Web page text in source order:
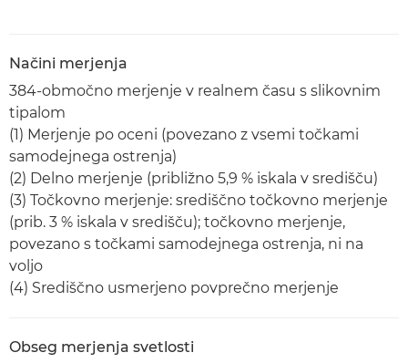
Načini merjenja
384-območno merjenje v realnem času s slikovnim
tipalom
(1) Merjenje po oceni (povezano z vsemi točkami
samodejnega ostrenja)
(2) Delno merjenje (približno 5,9 % iskala v središču)
(3) Točkovno merjenje: središčno točkovno merjenje
(prib. 3 % iskala v središču); točkovno merjenje,
povezano s točkami samodejnega ostrenja, ni na
voljo
(4) Središčno usmerjeno povprečno merjenje
Obseg merjenja svetlosti